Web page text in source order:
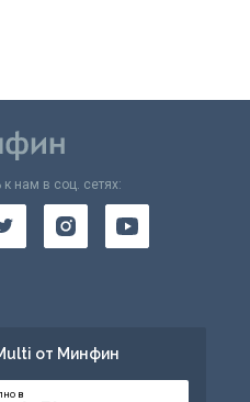
нам в соц. сетях:
от Минфин
в